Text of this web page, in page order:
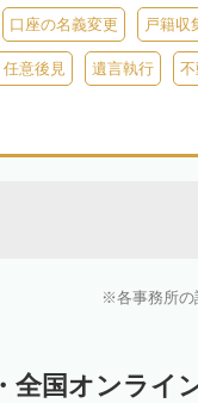
口座の名義変更 戸籍収
任意後見 遺言執行
各事務所
全国オンライ